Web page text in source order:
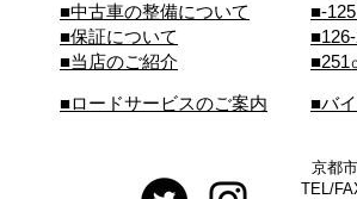
■中古車の整備について
■保証について
■当店のご紹介
■-
■251
■ロードサービスのご案内 ■バ
京都
TEL/